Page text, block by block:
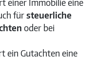
einer Immobilie eine
fürsteuerliche
oder bei
ein Gutachten eine